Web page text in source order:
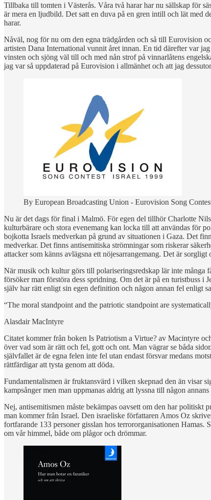
Tillbaka till tomten i Västerås. Våra två harar har nu sällskap för
är mera en ljudbild. Det satt en duva på en gren intill och lät med
harar.
Nåväl, nog för nu om den egna trädgården och så till Eurovision
artisten Dana International vunnit året innan. En tid därefter var
vinsten och sjöng väl till och med nån strof på vinnarlåtens
jag var så uppdaterad på Eurovision i allmänhet och att jag
By European Broadcasting Union - Eurovision Song
Nu är det dags för final i Malmö. För egen del tillhör Charlotte
kulturbärare och stora evenemang kan locka till att användas för
bojkotta Israels medverkan på grund av situationen i Gaza. Det
medverkar. Det finns antisemitiska strömningar som riskerar
attacker som känns avlägsna ett nöjesarrangemang. Det är
När musik och kultur görs till polariseringsredskap lär inte många
försöker man förstöra dess spridning. Om det är på en turistbuss
själv har rätt enligt sin egen definition och någon annan fel enligt
“The moral standpoint and the patriotic standpoint are
Alasdair MacIntyre
Citatet kommer från boken Is Patriotism a Virtue? av Macintyre
över vad som är rätt och fel, gott och ont. Man vägrar se båda
självfallet är de egna felen inte fel utan endast försvar medans
rättfärdigar att tysta genom att döda.
Fundamentalismen är fruktansvärd i vilken skepnad den än visar
kampsånger men man uppmanas aldrig att lyssna till någon annans
Nej, antisemitismen måste bekämpas oavsett om den har
man kommer från Israel. Den israeliske författaren Amos Oz
fortfarande 133 personer gisslan hos terrororganisationen
om vår himmel, både om plågor och drömmar.